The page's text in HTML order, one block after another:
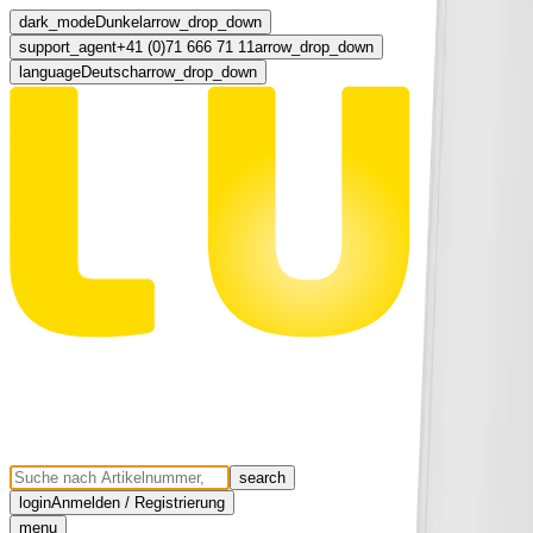
dark_modeDunkel arrow_drop_down
support_agent+41 (0)71 666 71 11arrow_drop_down
languageDeutscharrow_drop_down
search
loginAnmelden / Registrierung
menu